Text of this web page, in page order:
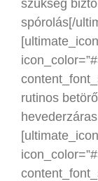
szükség
spórolás[/
rutinos